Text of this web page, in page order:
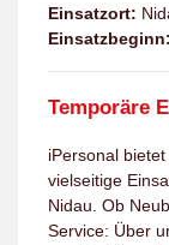
Einsatzort:
Einsatzbeginn:
Temporäre
iPersonal
vielseitige
Nidau. Ob
Service: Über